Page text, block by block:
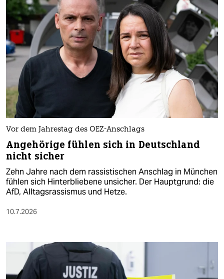
Vor dem Jahrestag des OEZ-Anschlags
Angehörige fühlen sich in Deutschland
nicht sicher
Zehn Jahre nach dem rassistischen Anschlag in München
fühlen sich Hinterbliebene unsicher. Der Hauptgrund: die
AfD, Alltagsrassismus und Hetze.
10.7.2026